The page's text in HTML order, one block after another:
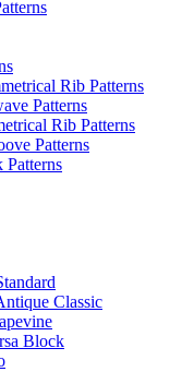
Rib Patterns
Patterns
Rib Patterns
Patterns
Patterns
Classic
Block